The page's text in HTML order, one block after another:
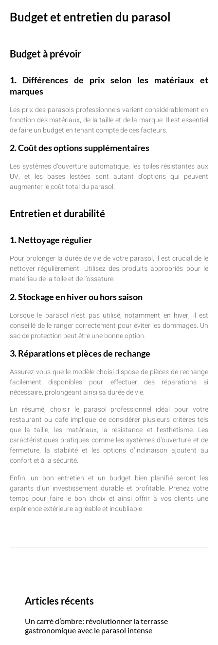
Budget et entretien du parasol
Budget à prévoir
1. Différences de prix selon les matériaux et
marques
Les prix des parasols professionnels varient considérablement en
fonction des matériaux, de la taille et de la marque. Il est essentiel
de faire un budget en tenant compte de ces facteurs.
2. Coût des options supplémentaires
Les systèmes d’ouverture automatique, les toiles résistantes aux
UV, et les bases lestées sont autant d’options qui peuvent
augmenter le coût total du parasol.
Entretien et durabilité
1. Nettoyage régulier
Pour prolonger la durée de vie de votre parasol, il est crucial de le
nettoyer régulièrement. Utilisez des produits appropriés pour le
matériau de la toile et de l’ossature.
2. Stockage en hiver ou hors saison
Lorsque le parasol n’est pas utilisé, notamment en hiver, il est
conseillé de le ranger correctement pour éviter les dommages. Un
sac de protection peut être une bonne option.
3. Réparations et pièces de rechange
Assurez-vous que le modèle choisi dispose de pièces de rechange
facilement disponibles pour effectuer des réparations si
nécessaire, prolongeant ainsi sa durée de vie.
En résumé, choisir le parasol professionnel idéal pour votre
restaurant ou café implique de considérer plusieurs critères tels
que la taille, les matériaux, la résistance et l’esthétisme. Les
caractéristiques pratiques comme les systèmes d’ouverture et de
fermeture, la stabilité et les options d’inclinaison ajoutent au
confort et à la sécurité.
Enfin, un bon entretien et un budget bien planifié seront les
garants d’un investissement durable et profitable. Prenez votre
temps pour faire le bon choix et ainsi offrir à vos clients une
expérience extérieure agréable et inoubliable.
Articles récents
Un carré d’ombre: révolutionner la terrasse
gastronomique avec le parasol intense